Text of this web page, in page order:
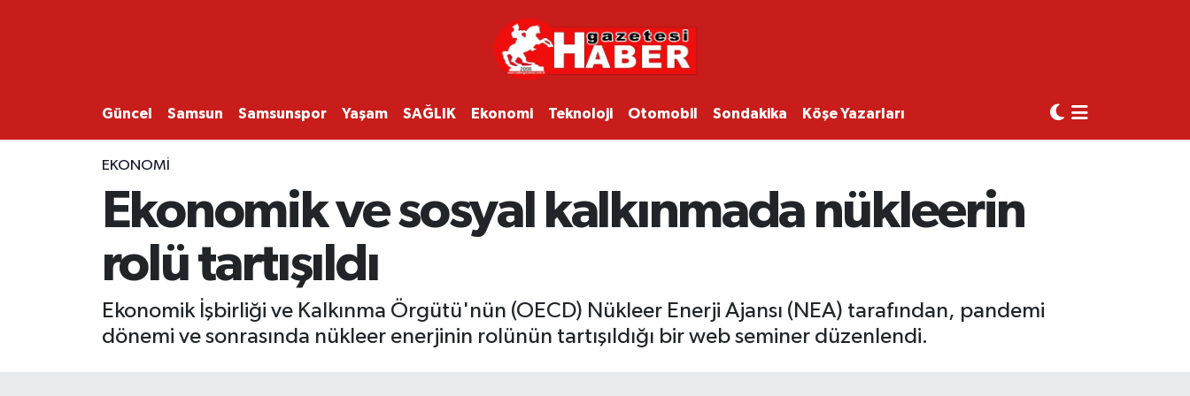
Güncel Samsun Samsunspor Yaşam SAĞLIK Ekonomi Teknoloji Otomobil Sondakika Köşe Yazarları
EKONOMİ
Ekonomik ve sosyal kalkınmada nükleerin
rolü tartışıldı
Ekonomik İşbirliği ve Kalkınma Örgütü'nün (OECD) Nükleer Enerji Ajansı (NEA) tarafından, pandemi
dönemi ve sonrasında nükleer enerjinin rolünün tartışıldığı bir web seminer düzenlendi.
SAMSUN
SAMSUNSPOR
EKONOMİ